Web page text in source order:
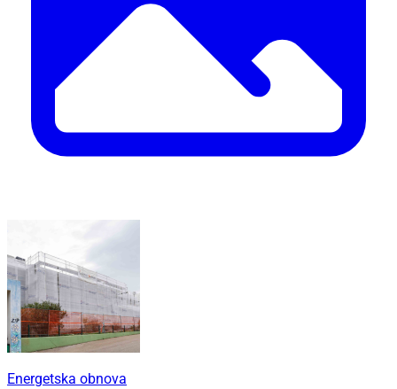
Energetska obnova